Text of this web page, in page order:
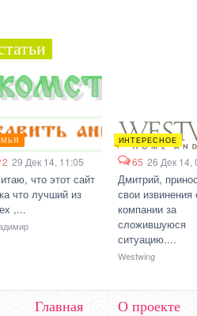
2 29 Дек 14, 11:05
что этот сайт
что лучший из
,...
ИНТЕРЕСНОЕ
65 26 Дек 14,
Дмитрий,
свои извинения
компании за
сложившуюся
ситуацию....
Westwing
Главная О проекте